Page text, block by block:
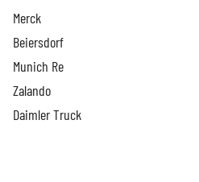
Merck
Beiersdorf
Munich Re
Zalando
Daimler Truck